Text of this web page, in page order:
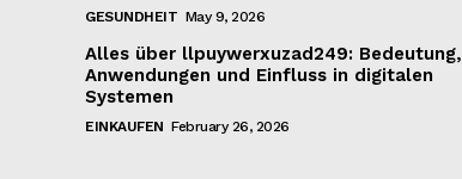
GESUNDHEIT May 9, 2026
Alles über llpuywerxuzad249: Bedeutung,
Anwendungen und Einfluss in digitalen
Systemen
EINKAUFEN February 26, 2026